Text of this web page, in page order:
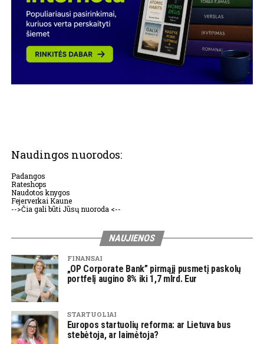
Naudingos nuorodos:
Padangos
Rateshops
Naudotos knygos
Fejerverkai Kaune
-->Čia gali būti Jūsų nuoroda <--
NAUJIENOS
FINANSAI
„OP Corporate Bank” pirmąjį pusmetį paskolų
portfelį augino 8% iki 1,7 mlrd. Eur
STARTUOLIAI
Europos startuolių reforma: ar Lietuva bus
stebėtoja, ar laimėtoja?